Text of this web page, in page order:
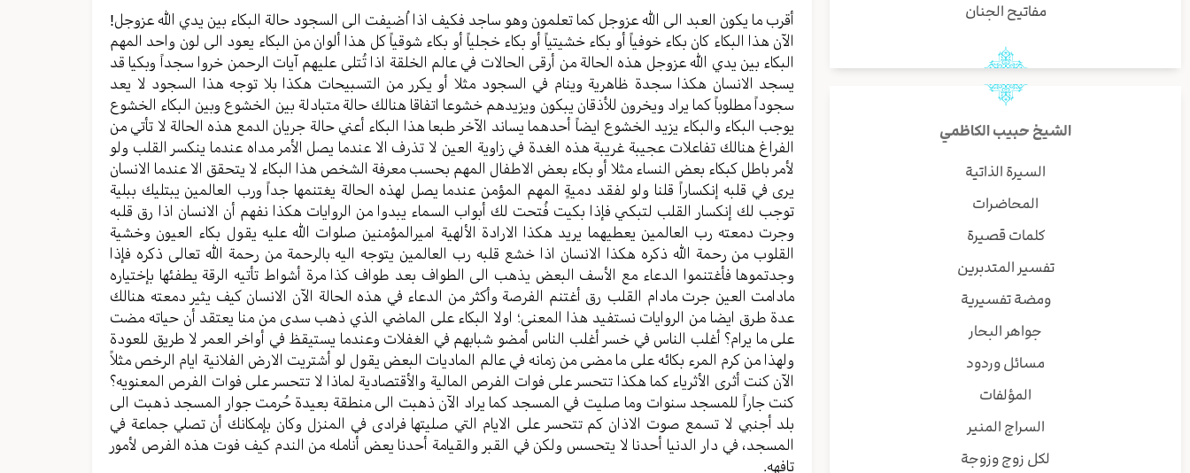
مفاتيح الجنان
الشيخ حبيب الكاظمي
السيرة الذاتية
المحاضرات
كلمات قصيرة
تفسير المتدبرين
ومضة تفسيرية
جواهر البحار
مسائل وردود
المؤلفات
السراج المنير
لكل زوج وزوجة
أقرب ما یکون العبد الی الله عزوجل کما تعلمون وهو ساجد فکیف اذا اُضیفت الی السجود حالة البکاء بین یدي الله عزوجل!
الآن هذا البکاء کان بکاء خوفیاً أو بکاء خشیتياً أو بکاء خجلیاً أو بکاء شوقیاً کل هذا ألوان من البکاء یعود الی لون واحد المهم
البکاء بین یدي الله عزوجل هذه الحالة من أرقی الحالات في عالم الخلقة اذا تُتلی علیهم آیات الرحمن خروا سجداً وبکیا قد
یسجد الانسان هکذا سجدة ظاهرية وینام في السجود مثلا أو یکرر من التسبیحات هکذا بلا توجه هذا السجود لا یعد
سجوداً مطلوباً کما یراد ویخرون للأذقان یبکون ویزیدهم خشوعا اتفاقا هنالك حالة متبادلة بین الخشوع وبین البکاء الخشوع
یوجب البکاء والبکاء یزید الخشوع ایضاً أحدهما یساند الآخر طبعا هذا البکاء أعني حالة جریان الدمع هذه الحالة لا تأتي من
الفراغ هنالك تفاعلات عجیبة غریبة هذه الغدة في زاویة العین لا تذرف الا عندما یصل الأمر مداه عندما ینکسر القلب ولو
لأمر باطل کبکاء بعض النساء مثلا أو بکاء بعض الاطفال المهم بحسب معرفة الشخص هذا البکاء لا یتحقق الا عندما الانسان
یری في قلبه إنکساراً قلنا ولو لفقد دمیةٍ المهم المؤمن عندما یصل لهذه الحالة یغتنمها جداً ورب العالمین یبتلیك ببلیة
توجب لك إنکسار القلب لتبکي فإذا بکیت فُتحت لك أبواب السماء یبدوا من الروایات هکذا نفهم أن الانسان اذا رق قلبه
وجرت دمعته رب العالمین یعطیهما یرید هکذا الارادة الألهیة امیرالمؤمنین صلوات الله علیه یقول بکاء العیون وخشیة
القلوب من رحمة الله ذکره هکذا الانسان اذا خشع قلبه رب العالمین یتوجه الیه بالرحمة من رحمة الله تعالی ذکره فإذا
وجدتموها فأغتنموا الدعاء مع الأسف البعض یذهب الی الطواف بعد طواف کذا مرة أشواط تأتیه الرقة یطفئها بإختیاره
مادامت العین جرت مادام القلب رق أغتنم الفرصة وأکثر من الدعاء في هذه الحالة الآن الانسان کیف یثیر دمعته هنالك
عدة طرق ایضا من الروایات نستفید هذا المعنی؛ اولا البکاء علی الماضي الذي ذهب سدی من منا یعتقد أن حیاته مضت
علی ما یرام؟ أغلب الناس في خسر أغلب الناس أمضو شبابهم في الغفلات وعندما یستیقظ في أواخر العمر لا طریق للعودة
ولهذا من کرم المرء بکائه علی ما مضی من زمانه في عالم المادیات البعض یقول لو أشتریت الارض الفلانیة ایام الرخص مثلاً
الآن کنت أثری الأثریاء کما هکذا تتحسر علی فوات الفرص المالیة والأقتصادیة لماذا لا تتحسر علی فوات الفرص المعنويه؟
کنت جاراً للمسجد سنوات وما صلیت في المسجد کما یراد الآن ذهبت الی منطقة بعیدة حُرمت جوار المسجد ذهبت الی
بلد أجنبي لا تسمع صوت الاذان کم تتحسر علی الایام التي صلیتها فرادی في المنزل وکان بإمکانك أن تصلي جماعة في
المسجد، في دار الدنیا أحدنا لا یتحسس ولکن في القبر والقیامة أحدنا یعض أنامله من الندم کیف فوت هذه الفرص لأمور
تافهه.